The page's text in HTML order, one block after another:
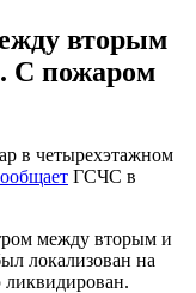
вторым
С пожаром
в четырехэтажном
ГСЧС в
между вторым и
локализован на